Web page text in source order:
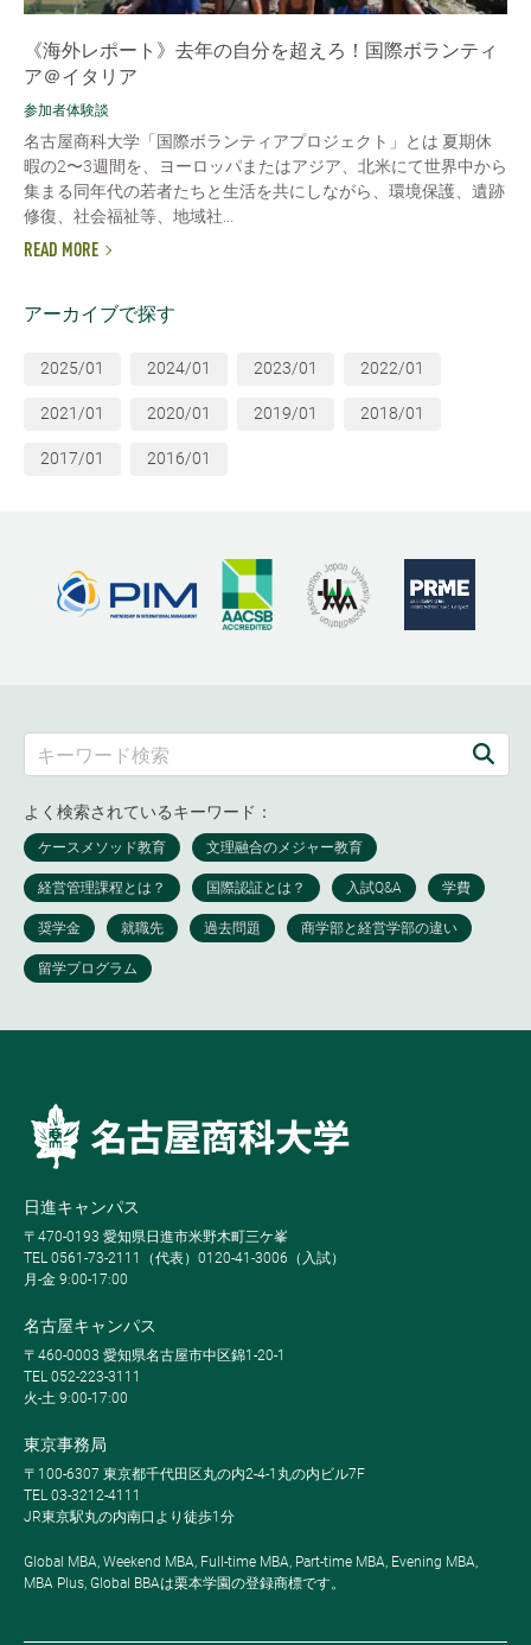
《海外レポート》去年の自分を超えろ！国際ボランティ
ア＠イタリア
参加者体験談
名古屋商科大学「国際ボランティアプロジェクト」とは 夏期休
暇の2〜3週間を、ヨーロッパまたはアジア、北米にて世界中から
集まる同年代の若者たちと生活を共にしながら、環境保護、遺跡
修復、社会福祉等、地域社...
READ MORE
アーカイブで探す
2025/01 2024/01 2023/01 2022/01
2021/01 2020/01 2019/01 2018/01
2017/01 2016/01
よく検索されているキーワード：
日進キャンパス
〒470-0193 愛知県日進市米野木町三ケ峯
TEL 0561-73-2111（代表）0120-41-3006（入試）
月-金 9:00-17:00
名古屋キャンパス
〒460-0003 愛知県名古屋市中区錦1-20-1
TEL 052-223-3111
火-土 9:00-17:00
東京事務局
〒100-6307 東京都千代田区丸の内2-4-1丸の内ビル7F
TEL 03-3212-4111
JR東京駅丸の内南口より徒歩1分
Global MBA, Weekend MBA, Full-time MBA, Part-time MBA, Evening MBA,
MBA Plus, Global BBAは栗本学園の登録商標です。